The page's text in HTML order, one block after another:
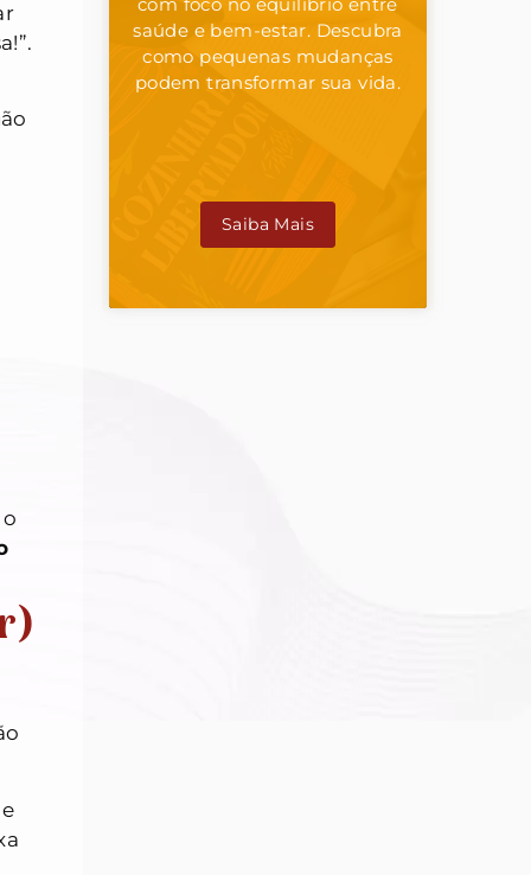
saúde e bem-estar. Descubra
como pequenas mudanças
podem transformar sua vida.
Saiba Mais